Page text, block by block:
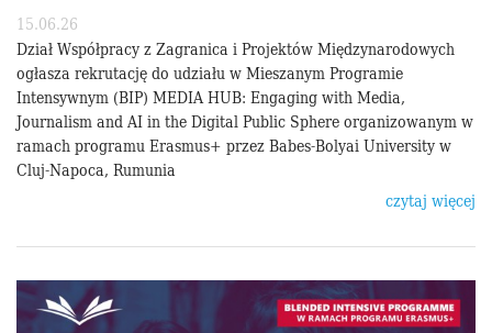
15.06.26
Dział Współpracy z Zagranica i Projektów Międzynarodowych
ogłasza rekrutację do udziału w Mieszanym Programie
Intensywnym (BIP) MEDIA HUB: Engaging with Media,
Journalism and AI in the Digital Public Sphere organizowanym w
ramach programu Erasmus+ przez Babes-Bolyai University w
Cluj-Napoca, Rumunia
czytaj więcej